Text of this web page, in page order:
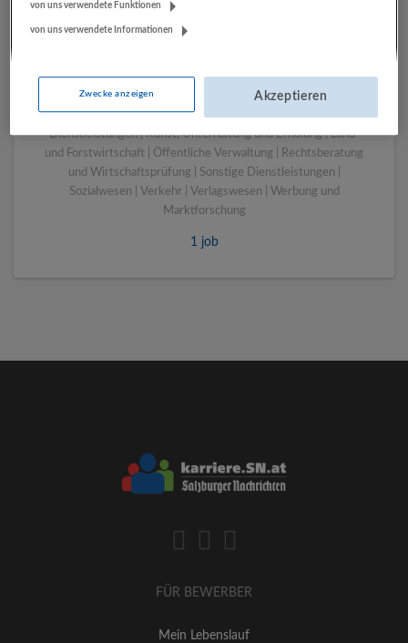
LUGSTEIN CONSULTING
Bau | Beherbergung und Gastronomie | Einzelhandel |
Energieversorgung | Finanz- und Versicherungsleistungen |
Gesundheitswesen | Herstellung von Waren | IT-
Dienstleistungen | Kunst, Unterhaltung und Erholung | Land-
und Forstwirtschaft | Öffentliche Verwaltung | Rechtsberatung
und Wirtschaftsprüfung | Sonstige Dienstleistungen |
Sozialwesen | Verkehr | Verlagswesen | Werbung und
Marktforschung
1 job
FÜR BEWERBER
Mein Lebenslauf
von uns verwendete Funktionen
von uns verwendete Informationen
Zwecke anzeigen Akzeptieren